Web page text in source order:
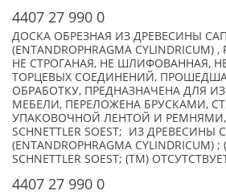
4407 27 990 0
ДОСКА ОБРЕЗНАЯ ИЗ ДРЕВЕСИНЫ
(ENTANDROPHRAGMA
НЕ СТРОГАНАЯ, НЕ ШЛИФОВАННАЯ,
ТОРЦЕВЫХ СОЕДИНЕНИЙ,
ОБРАБОТКУ, ПРЕДНАЗНАЧЕНА ДЛЯ
МЕБЕЛИ, ПЕРЕЛОЖЕНА БРУСКАМИ,
УПАКОВОЧНОЙ ЛЕНТОЙ И РЕМНЯМИ,
SCHNETTLER SOEST; ИЗ ДРЕВЕСИНЫ
(ENTANDROPHRAGMA
SCHNETTLER SOEST; (TM)
4407 27 990 0